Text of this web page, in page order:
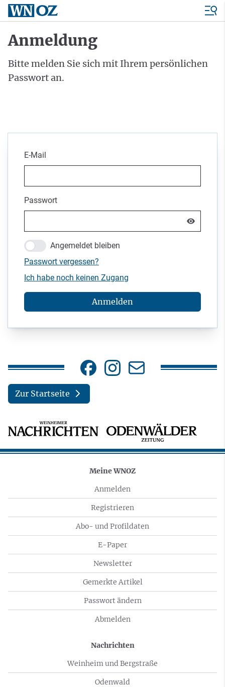
Anmeldung
Bitte melden Sie sich mit Ihrem persönlichen
Passwort an.
E-Mail
Passwort
Angemeldet bleiben
Passwort vergessen?
Ich habe noch keinen Zugang
Anmelden
Zur Startseite
Meine WNOZ
Anmelden
Registrieren
Abo- und Profildaten
E-Paper
Newsletter
Gemerkte Artikel
Passwort ändern
Abmelden
Nachrichten
Weinheim und Bergstraße
Odenwald